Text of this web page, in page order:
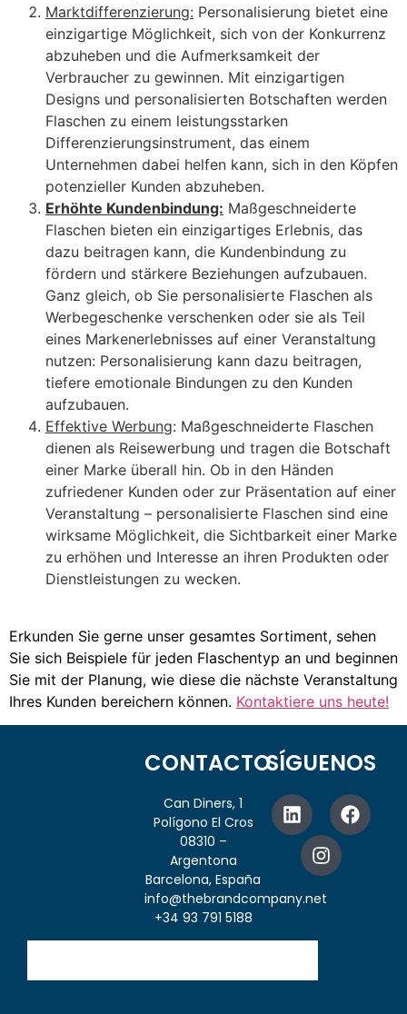
Marktdifferenzierung: Personalisierung bietet eine
einzigartige Möglichkeit, sich von der Konkurrenz
abzuheben und die Aufmerksamkeit der
Verbraucher zu gewinnen. Mit einzigartigen
Designs und personalisierten Botschaften werden
Flaschen zu einem leistungsstarken
Differenzierungsinstrument, das einem
Unternehmen dabei helfen kann, sich in den Köpfen
potenzieller Kunden abzuheben.
Erhöhte Kundenbindung: Maßgeschneiderte
Flaschen bieten ein einzigartiges Erlebnis, das
dazu beitragen kann, die Kundenbindung zu
fördern und stärkere Beziehungen aufzubauen.
Ganz gleich, ob Sie personalisierte Flaschen als
Werbegeschenke verschenken oder sie als Teil
eines Markenerlebnisses auf einer Veranstaltung
nutzen: Personalisierung kann dazu beitragen,
tiefere emotionale Bindungen zu den Kunden
aufzubauen.
Effektive Werbung: Maßgeschneiderte Flaschen
dienen als Reisewerbung und tragen die Botschaft
einer Marke überall hin. Ob in den Händen
zufriedener Kunden oder zur Präsentation auf einer
Veranstaltung – personalisierte Flaschen sind eine
wirksame Möglichkeit, die Sichtbarkeit einer Marke
zu erhöhen und Interesse an ihren Produkten oder
Dienstleistungen zu wecken.
Erkunden Sie gerne unser gesamtes Sortiment, sehen
Sie sich Beispiele für jeden Flaschentyp an und beginnen
Sie mit der Planung, wie diese die nächste Veranstaltung
Ihres Kunden bereichern können. Kontaktiere uns heute!
CONTACTO
Can Diners, 1
Polígono El Cros
08310 –
Argentona
Barcelona, España
info@thebrandcompany.net
+34 93 791 5188
SÍGUENOS